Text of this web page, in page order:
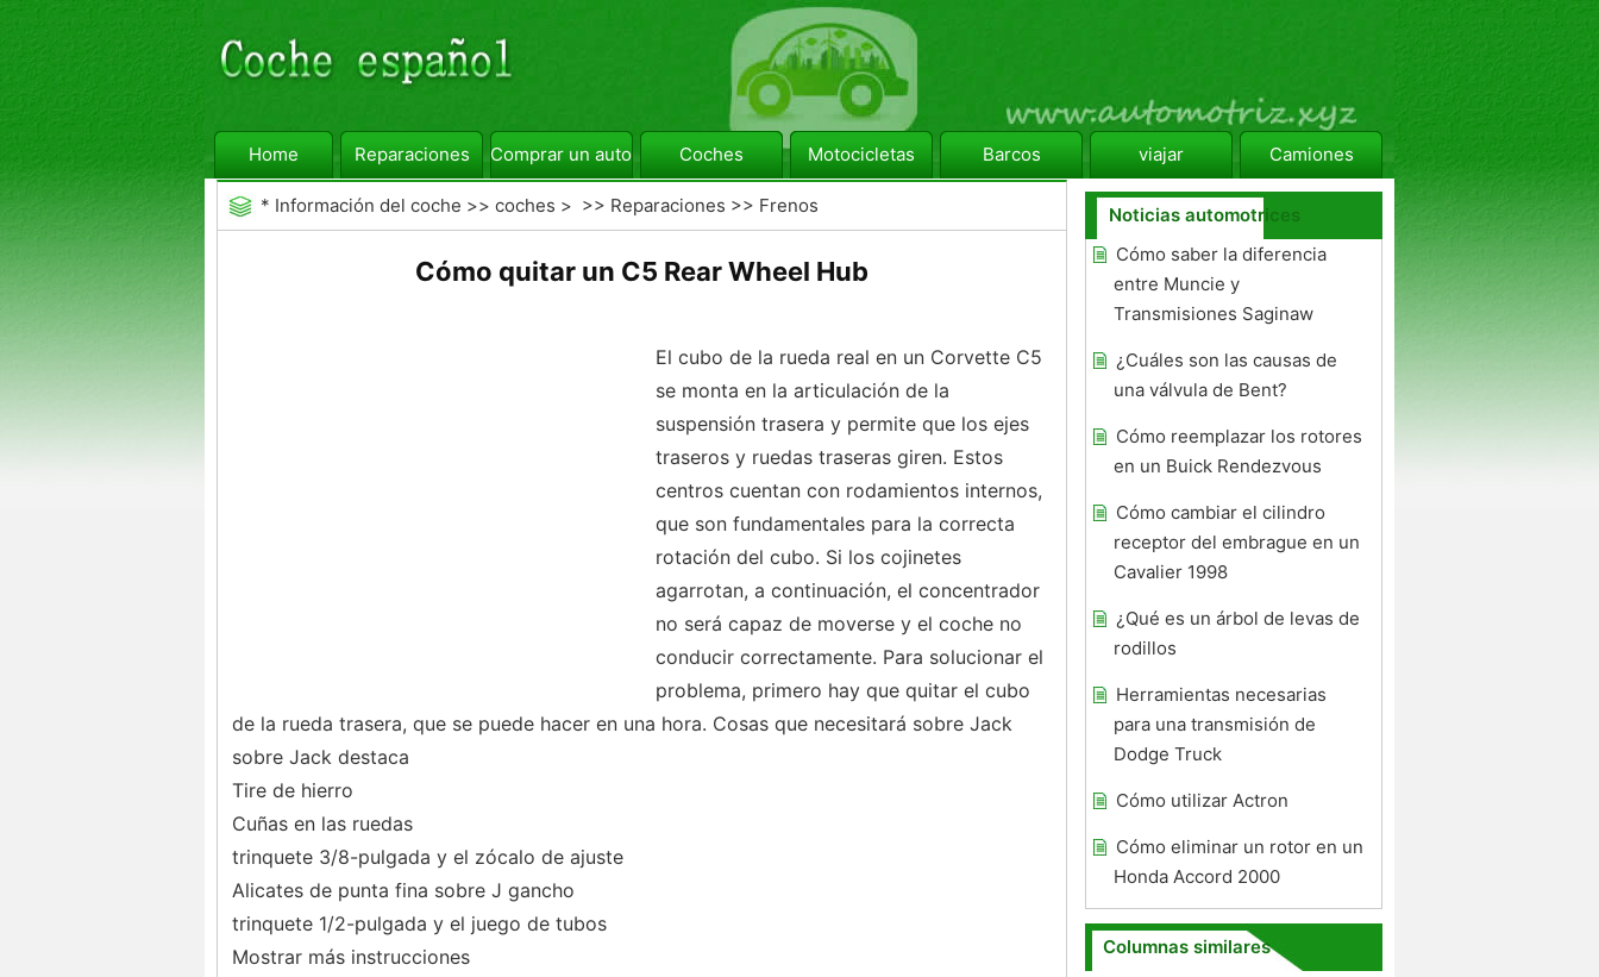
Home Reparaciones Comprar un automóvil Coches Motocicletas Barcos viajar Camiones
* Información del coche >> coches > >> Reparaciones >> Frenos
Cómo quitar un C5 Rear Wheel Hub
El cubo de la rueda real en un Corvette C5
se monta en la articulación de la
suspensión trasera y permite que los ejes
traseros y ruedas traseras giren. Estos
centros cuentan con rodamientos internos,
que son fundamentales para la correcta
rotación del cubo. Si los cojinetes
agarrotan, a continuación, el concentrador
no será capaz de moverse y el coche no
conducir correctamente. Para solucionar el
problema, primero hay que quitar el cubo
de la rueda trasera, que se puede hacer en una hora. Cosas que necesitará sobre Jack
sobre Jack destaca
Tire de hierro
Cuñas en las ruedas
trinquete 3/8-pulgada y el zócalo de ajuste
Alicates de punta fina sobre J gancho
trinquete 1/2-pulgada y el juego de tubos
Mostrar más instrucciones
Noticias automotrices
Cómo saber la diferencia
entre Muncie y
Transmisiones Saginaw
¿Cuáles son las causas de
una válvula de Bent?
Cómo reemplazar los rotores
en un Buick Rendezvous
Cómo cambiar el cilindro
receptor del embrague en un
Cavalier 1998
¿Qué es un árbol de levas de
rodillos
Herramientas necesarias
para una transmisión de
Dodge Truck
Cómo utilizar Actron
Cómo eliminar un rotor en un
Honda Accord 2000
Columnas similares